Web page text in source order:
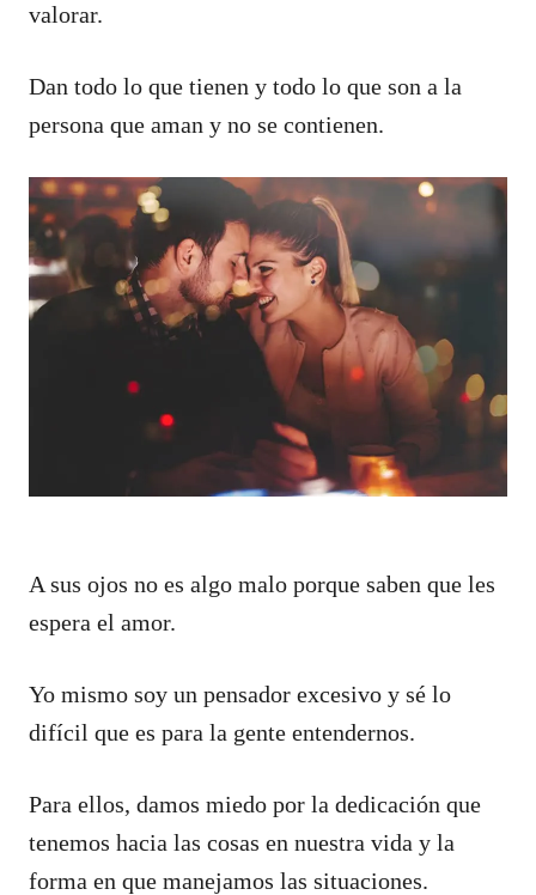
valorar.
Dan todo lo que tienen y todo lo que son a la
persona que aman y no se contienen.
A sus ojos no es algo malo porque saben que les
espera el amor.
Yo mismo soy un pensador excesivo y sé lo
difícil que es para la gente entendernos.
Para ellos, damos miedo por la dedicación que
tenemos hacia las cosas en nuestra vida y la
forma en que manejamos las situaciones.